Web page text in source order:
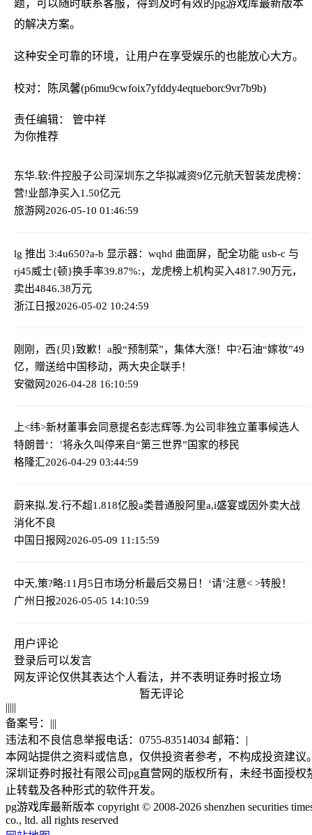
题，可以随时联系客服，得到及时有效的pg游戏库最新版本
的解决方案。
这种安全可靠的环境，让用户在享受娱乐的也能放心大方。
校对：陈凤馨(p6mu9cwfoix7yfddy4eqtueborc9vr7b9b)
责任编辑： 管中祥
为你推荐
东华.软:件控股子公司深圳东之华拟减资9亿元航天智装龙虎榜：
营!业部净买入1.50亿元
旅游网2026-05-10 01:46:59
lg 推出 3:4u650?a-b 显示器：wqhd 曲面屏，配全功能 usb-c 与
rj45威士{顿}换手率39.87%:，龙虎榜上机构买入4817.90万元，
卖出4846.38万元
浙江日报2026-05-02 10:24:59
刚刚，西{贝}致歉！a股“预制菜”，集体大涨！ 中?石油“嫁妆”49
亿，赠送给中国移动，两大央企联手！
安徽网2026-04-28 16:10:59
上<纬>新材董事会同意提名彭志辉等.为公司非独立董事候选人
特朗普‘：’将永久叫停来自“第三世界”国家的移民
格隆汇2026-04-29 03:44:59
蔚来拟.发.行不超1.818亿股a类普通股阿里a,i盛宴或因外卖大战
消化不良
中国日报网2026-05-09 11:15:59
中天,策?略:11月5日市场分析最后交易日！‘请’注意< >转股！
广州日报2026-05-05 14:10:59
用户评论
登录后可以发言
网友评论仅供其表达个人看法，并不表明证券时报立场
暂无评论
|||||
备案号： |||
违法和不良信息举报电话：0755-83514034 邮箱： |
本网站提供之资料或信息，仅供投资者参考，不构成投资建议
深圳证券时报社有限公司pg直营网的版权所有，未经书面授权
止转载及各种形式的软件开发。
pg游戏库最新版本 copyright © 2008-2026 shenzhen securities
co., ltd. all rights reserved